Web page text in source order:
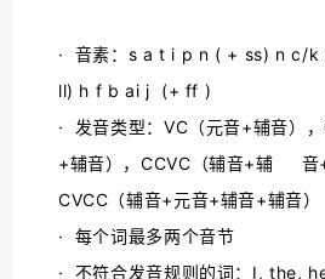
· 音素：s a t i p n ( + ss) n c/
ll) h f b ai j (+ ff )
· 发音类型：VC（元音+辅音）
+辅音），CCVC（辅音+辅
CVCC（辅音+元音+辅音+辅音）
· 每个词最多两个音节
· 不符合发音规则的词：I, the,